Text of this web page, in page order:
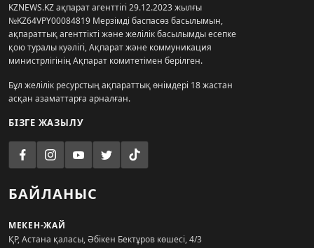
KZNEWS.KZ ақпарат агенттігі 29.12.2023 жылғы
№KZ64VPY00084819 Мерзімді баспасөз басылымын,
ақпараттық агенттікті және желілік басылымды есепке
қою туралы куәлігі, Ақпарат және коммуникация
министрлігінің Ақпарат комитетімен берілген.
Бұл желілік ресурстың ақпараттық өнімдері 18 жастан
асқан азаматтарға арналған.
БІЗГЕ ЖАЗЫЛУ
БАЙЛАНЫС
МЕКЕН-ЖАЙ
ҚР, Астана қаласы, Әбікен Бектұров көшесі, 4/3